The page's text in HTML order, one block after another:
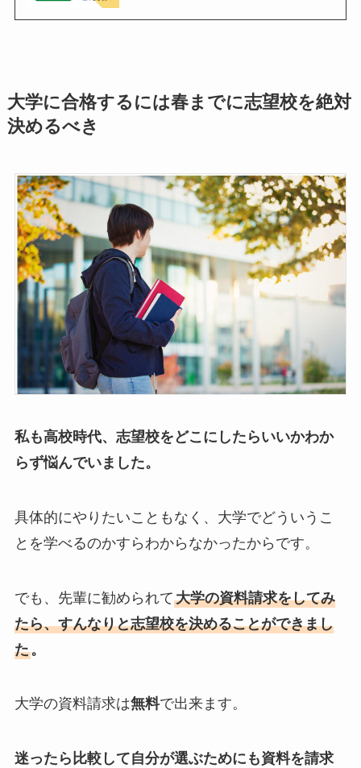
大学に合格するには春までに志望校を絶対
決めるべき
私も高校時代、志望校をどこにしたらいいかわか
らず悩んでいました。
具体的にやりたいこともなく、大学でどういうこ
とを学べるのかすらわからなかったからです。
でも、先輩に勧められて大学の資料請求をしてみ
たら、すんなりと志望校を決めることができまし
た。
大学の資料請求は無料で出来ます。
迷ったら比較して自分が選ぶためにも資料を請求